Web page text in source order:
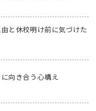
と休校明け前に気づけた
向き合う心構え